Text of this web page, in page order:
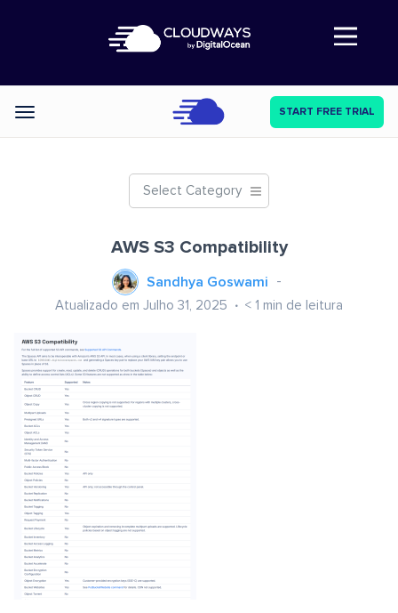
Abre a navegação
Categories START FREE TRIAL
Select Category
AWS S3 Compatibility
Sandhya Goswami
Atualizado em Julho 31, 2025 < 1 min de leitura